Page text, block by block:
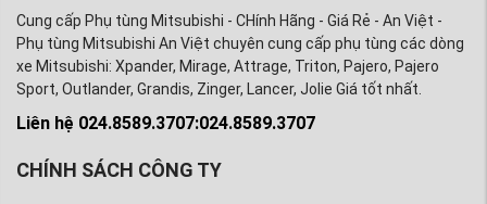
Cung cấp Phụ tùng Mitsubishi - CHính Hãng - Giá Rẻ - An Việt -
Phụ tùng Mitsubishi An Việt chuyên cung cấp phụ tùng các dòng
xe Mitsubishi: Xpander, Mirage, Attrage, Triton, Pajero, Pajero
Sport, Outlander, Grandis, Zinger, Lancer, Jolie Giá tốt nhất.
Liên hệ 024.8589.3707:024.8589.3707
CHÍNH SÁCH CÔNG TY